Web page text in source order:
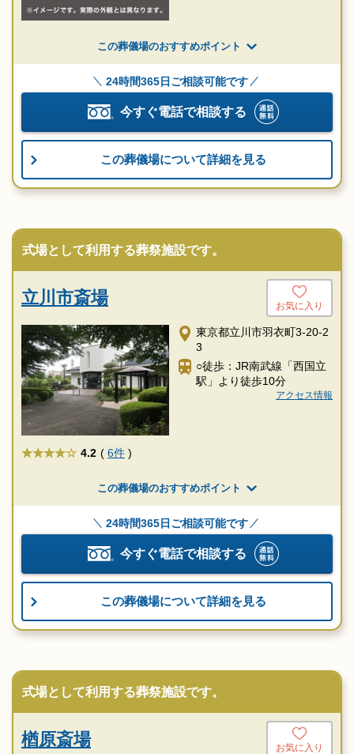
この葬儀場のおすすめポイント
24時間365日ご相談可能です
今すぐ電話で相談する
この葬儀場について詳細を見る
式場として利用する葬祭施設です。
立川市斎場 お気に入り
東京都立川市羽衣町3-20-2
3
○徒歩：JR南武線「西国立
駅」より徒歩10分
アクセス情報
★★★★ 4.2 ( 6件 )
この葬儀場のおすすめポイント
24時間365日ご相談可能です
今すぐ電話で相談する
この葬儀場について詳細を見る
式場として利用する葬祭施設です。
楢原斎場 お気に入り